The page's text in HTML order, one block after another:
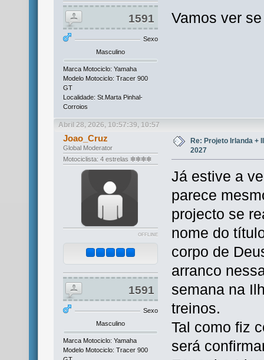
1591
Sexo
Masculino
Marca Motociclo: Yamaha
Modelo Motociclo: Tracer 900
GT
Localidade: St.Marta Pinhal-
Corroios
Vamos ver
Abril 28, 2026, 10:57:39, 10:57
Joao_Cruz
Global Moderator
Motociclista: 4 estrelas ❇❇❇❇
OFFLINE
1591
Sexo
Masculino
Marca Motociclo: Yamaha
Modelo Motociclo: Tracer 900
Re: Projeto Irlanda +
2027
Já estive a
parece
projecto se
nome do
corpo de
arranco
semana na
treinos.
Tal como fiz
será